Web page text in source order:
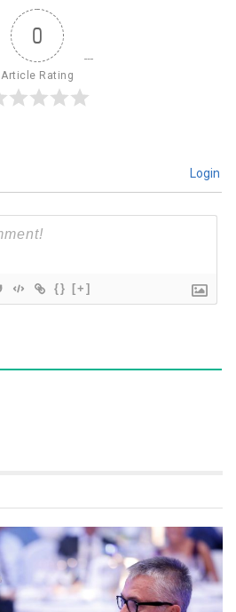
0
Article Rating
Login
{} [+]